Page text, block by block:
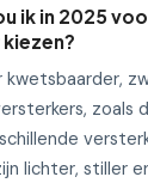
ik in 2025
zoals
lichter, stiller